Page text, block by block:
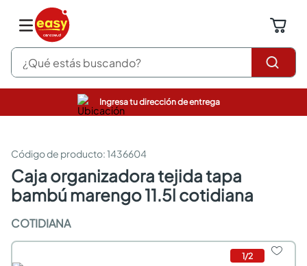
¿Qué estás buscando?
Ingresa tu dirección de entrega
:1436604
caja organizadora tejida tapa
bambú marengo 11.5l cotidiana
COTIDIANA
1/2
pinturas
sanitarios
comedor
escritorio
comedores
armarios closet